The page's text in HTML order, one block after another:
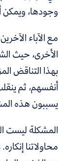
وجودها،
مع الآباء
الأخرى، حيث
بهذا التناقض
أنفسهم، ثم
يسببون هذه
المشكلة ليست
محاولاتنا